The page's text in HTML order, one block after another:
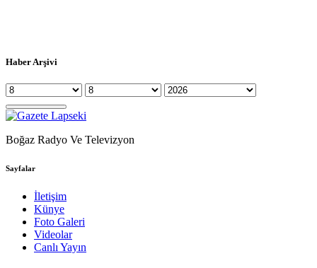
Haber Arşivi
Boğaz Radyo Ve Televizyon
Sayfalar
İletişim
Künye
Foto Galeri
Videolar
Canlı Yayın